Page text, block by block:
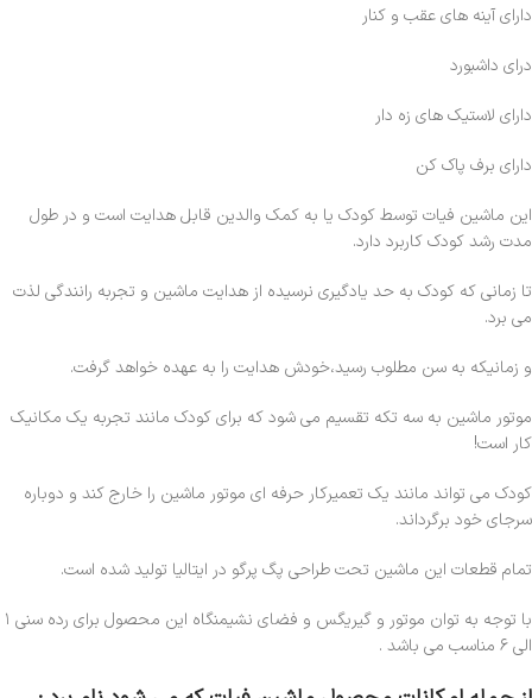
دارای آینه های عقب و کنار
درای داشبورد
دارای لاستیک های زه دار
دارای برف پاک کن
این ماشین فیات توسط کودک یا به کمک والدین قابل هدایت است و در طول
مدت رشد کودک کاربرد دارد.
تا زمانی که کودک به حد یادگیری نرسیده از هدایت ماشین و تجربه رانندگی لذت
می برد.
و زمانیکه به سن مطلوب رسید،خودش هدایت را به عهده خواهد گرفت.
موتور ماشین به سه تکه تقسیم می شود که برای کودک مانند تجربه یک مکانیک
کار است!
کودک می تواند مانند یک تعمیرکار حرفه ای موتور ماشین را خارج کند و دوباره
سرجای خود برگرداند.
تمام قطعات این ماشین تحت طراحی پگ پرگو در ایتالیا تولید شده است.
با توجه به توان موتور و گیریگس و فضای نشیمنگاه این محصول برای رده سنی ۱
الی ۶ مناسب می باشد .